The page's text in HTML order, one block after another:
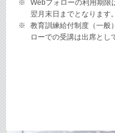
Webフォローの利用期限
翌月末日までとなります。
教育訓練給付制度（一般
ローでの受講は出席とし